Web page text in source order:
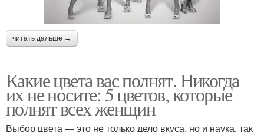
читать дальше →
Какие цвета вас полнят. Никогда
их не носите: 5 цветов, которые
полнят всех женщин
Выбор цвета — это не только дело вкуса, но и наука, так